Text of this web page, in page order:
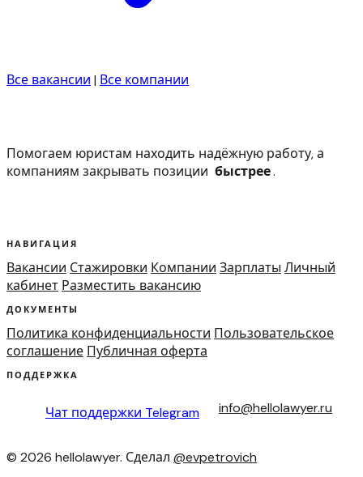
Все вакансии | Все компании
Помогаем юристам находить надёжную работу, а
компаниям закрывать позиции быстрее.
НАВИГАЦИЯ
Вакансии Стажировки Компании Зарплаты Личный
кабинет Разместить вакансию
ДОКУМЕНТЫ
Политика конфиденциальности Пользовательское
соглашение Публичная оферта
ПОДДЕРЖКА
Чат поддержки Telegram info@hellolawyer.ru
© 2026 hellolawyer. Сделал @evpetrovich